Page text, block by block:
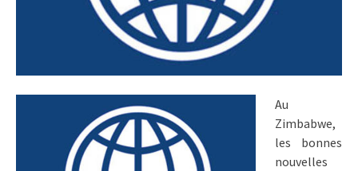
Au
Zimbabwe,
les bonnes
nouvelles